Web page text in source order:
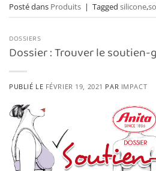
Posté dans Produits | Tagged silicone,
DOSSIERS
Dossier : Trouver le
PUBLIÉ LE FÉVRIER 19, 2021 PAR IMPACT